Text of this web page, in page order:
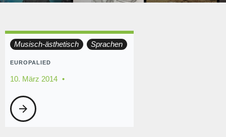
Tag:
10.
März
2014
Musisch-ästhetisch Sprachen
EUROPALIED
10. März 2014
arrow_forward